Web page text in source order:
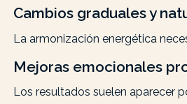
Cambios graduales y
La armonización energética
Mejoras emocionales
Los resultados suelen aparecer